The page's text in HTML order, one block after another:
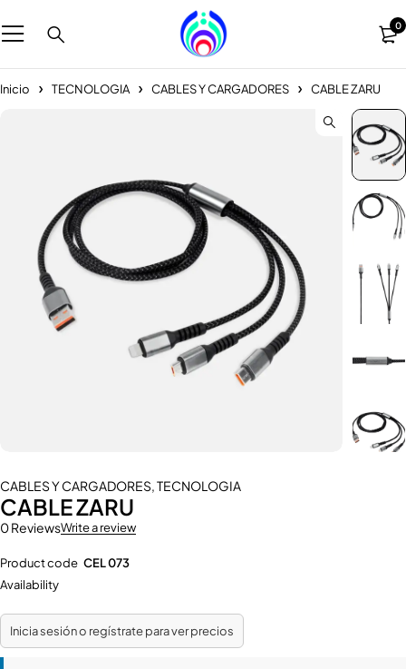
0
Inicio TECNOLOGIA CABLES Y CARGADORES CABLE ZARU
CABLES Y CARGADORES,TECNOLOGIA
CABLE ZARU
0 ReviewsWrite a review
Product code CEL 073
Availability
Inicia sesión o regístrate para ver precios